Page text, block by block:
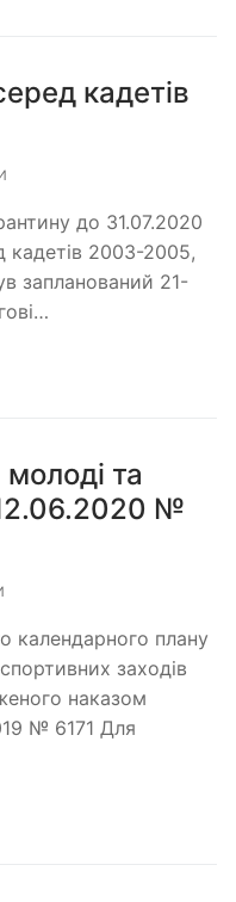
кадетів
до 31.07.2020
кадетів 2003-2005,
запланований 21-
та
12.06.2020 №
календарного плану
заходів
наказом
№ 6171 Для